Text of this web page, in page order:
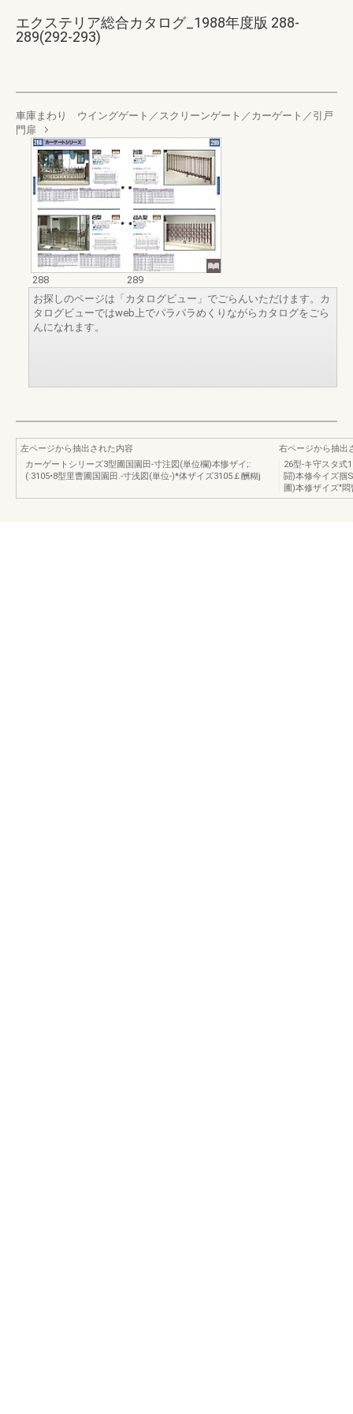
エクステリア総合カタログ_1988年度版 288-
289(292-293)
車庫まわり ウイングゲート／スクリーンゲート／カーゲート／引戸
門扉
288
289
お探しのページは「カタログビュー」でごらんいただけます。カ
タログビューではweb上でパラパラめくりながらカタログをごら
んになれます。
左ページから抽出された内容
カーゲートシリーズ3型圃国園田-寸注図(単位欄)本惨ザイ;:
(:3105•8型里曹圃国園田.-寸浅図(単位-)*体ザイズ3105￡酬糊j
右ページから抽出
26型-キ守スタ式
闘)本修今イズ掴
圃)本修ザイズ"